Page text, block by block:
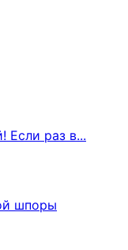
Если раз в...
шпоры